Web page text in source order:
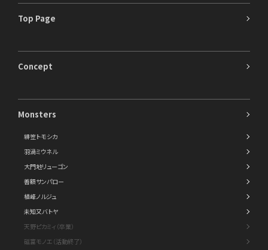
Top Page
Concept
Monsters
緋笠トモシカ
羽渦ミウネル
大門地リューゴン
善額サンパロー
植峰ノルジュ
未知又バトヤ
天野ピカミィ（卒業）
磁富モノエ（活動終了）